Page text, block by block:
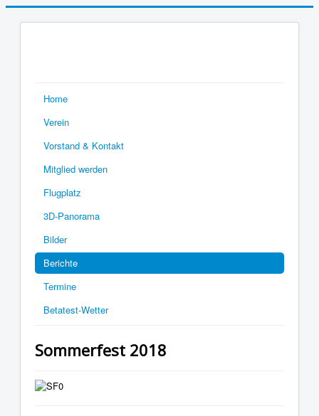
Home
Verein
Vorstand & Kontakt
Mitglied werden
Flugplatz
3D-Panorama
Bilder
Berichte
Termine
Betatest-Wetter
Sommerfest 2018